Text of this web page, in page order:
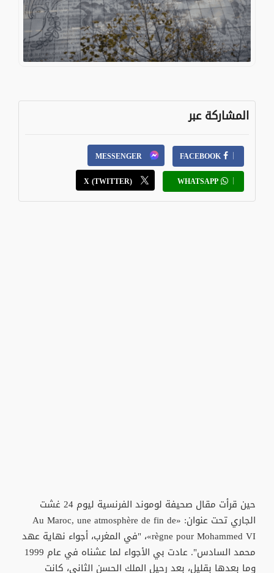
المشاركة عبر
FACEBOOK
MESSENGER
WHATSAPP
X (TWITTER)
حين قرأت مقال صحيفة لوموند الفرنسية ليوم 24 غشت
الجاري تحت عنوان: «Au Maroc, une atmosphère de fin de
règne pour Mohammed VI»، "في المغرب، أجواء نهاية عهد
محمد السادس". عادت بي الأجواء لما عشناه في عام 1999
وما بعدها بقليل، بعد رحيل الملك الحسن الثاني، كانت